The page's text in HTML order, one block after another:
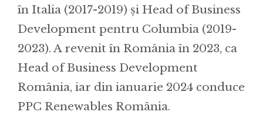
în Italia (2017-2019) și Head of Business
Development pentru Columbia (2019-
2023). A revenit în România în 2023, ca
Head of Business Development
România, iar din ianuarie 2024 conduce
PPC Renewables România.